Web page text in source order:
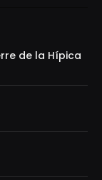
de la Hípica